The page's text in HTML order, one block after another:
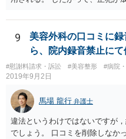
ることはないでしょう。 ほかに
ょう。 遺灰についてはわかり
し れませんが、禁製品にはあた
9
美容外科の口コミに
ら、院内録音禁止に
#慰謝料請求・訴訟 #美容整形 #病院
2019年9月2日
馬場 龍行 弁護士
違法というわけではないですが
でしょう。 口コミを削除しなか